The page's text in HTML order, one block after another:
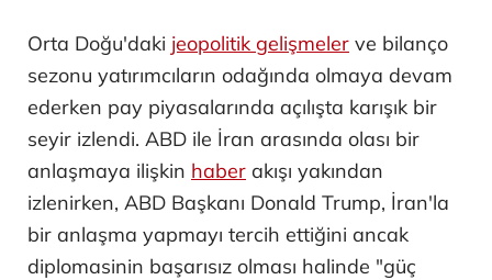
Orta Doğu'daki jeopolitik gelişmeler ve bilanço
sezonu yatırımcıların odağında olmaya devam
ederken pay piyasalarında açılışta karışık bir
seyir izlendi. ABD ile İran arasında olası bir
anlaşmaya ilişkin haber akışı yakından
izlenirken, ABD Başkanı Donald Trump, İran'la
bir anlaşma yapmayı tercih ettiğini ancak
diplomasinin başarısız olması halinde "güç